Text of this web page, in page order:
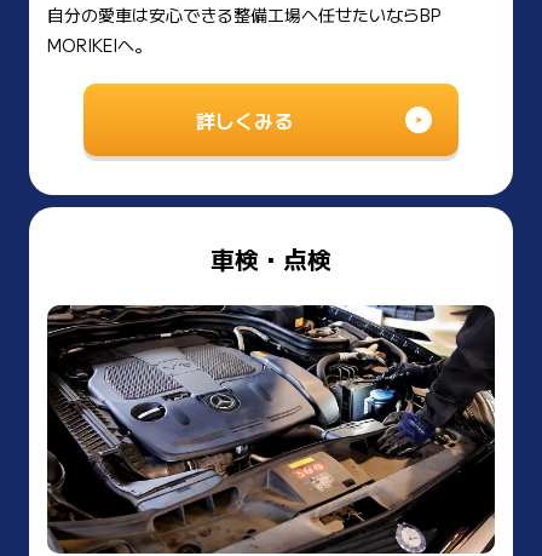
自分の愛車は安心できる整備工場へ任せたいならBP
MORIKEIへ。
詳しくみる
車検・点検